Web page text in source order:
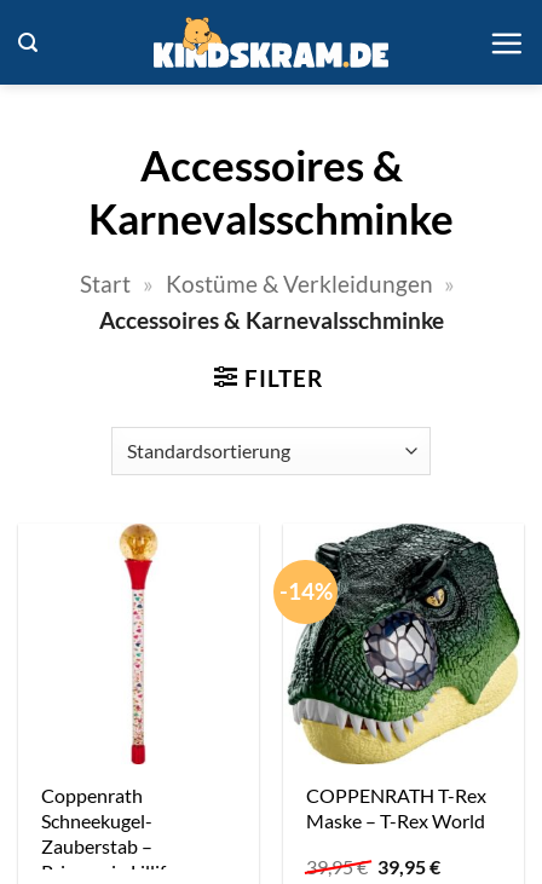
Inhalt
springen
Accessoires &
Karnevalsschminke
Start » Kostüme & Verkleidungen »
Accessoires & Karnevalsschminke
FILTER
Coppenrath
Schneekugel-
Zauberstab –
Prinzessin Lillifee
-14%
COPPENRATH T-Rex
Maske – T-Rex World
39,95€ Ursprünglicher
39,95€Aktueller